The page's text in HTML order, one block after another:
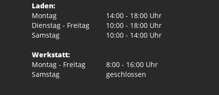
Laden:
Montag
14:00 - 18:00 Uhr
Dienstag - Freitag
10:00 - 18:00 Uhr
Samstag
10:00 - 14:00 Uhr
Werkstatt:
Montag - Freitag
8:00 - 16:00 Uhr
Samstag
geschlossen